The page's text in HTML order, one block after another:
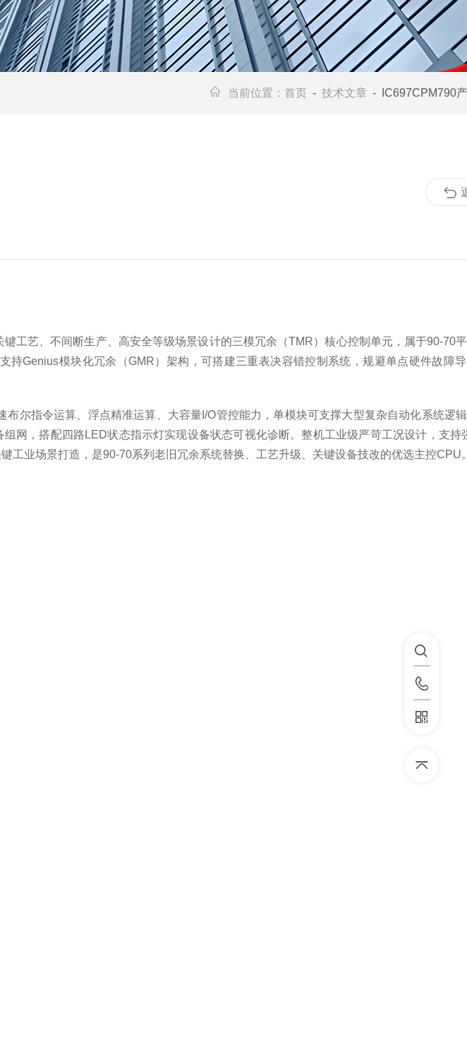
当前位置： 首页 - 技术文章 - IC697CPM790
工艺、不间断生产、高安全等级场景设计的三模冗余（TMR）核心控制单元，属于90-70
Genius模块化冗余（GMR）架构，可搭建三重表决容错控制系统，规避单点硬件故障
尔指令运算、浮点精准运算、大容量I/O管控能力，单模块可支撑大型复杂自动化系统逻
网，搭配四路LED状态指示灯实现设备状态可视化诊断。整机工业级严苛工况设计，支
业场景打造，是90-70系列老旧冗余系统替换、工艺升级、关键设备技改的优选主控CPU